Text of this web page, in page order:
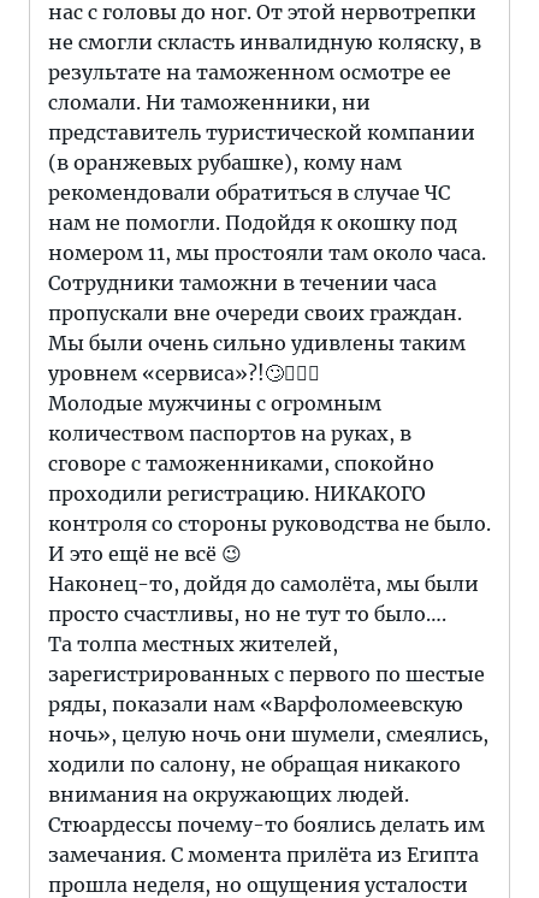
нас с головы до ног. От этой нервотрепки
не смогли скласть инвалидную коляску, в
результате на таможенном осмотре ее
сломали. Ни таможенники, ни
представитель туристической компании
(в оранжевых рубашке), кому нам
рекомендовали обратиться в случае ЧС
нам не помогли. Подойдя к окошку под
номером 11, мы простояли там около часа.
Сотрудники таможни в течении часа
пропускали вне очереди своих граждан.
Мы были очень сильно удивлены таким
уровнем «сервиса»?!🙄🤦🏻‍♂️
Молодые мужчины с огромным
количеством паспортов на руках, в
сговоре с таможенниками, спокойно
проходили регистрацию. НИКАКОГО
контроля со стороны руководства не было.
И это ещё не всё 😉
Наконец-то, дойдя до самолёта, мы были
просто счастливы, но не тут то было….
Та толпа местных жителей,
зарегистрированных с первого по шестые
ряды, показали нам «Варфоломеевскую
ночь», целую ночь они шумели, смеялись,
ходили по салону, не обращая никакого
внимания на окружающих людей.
Стюардессы почему-то боялись делать им
замечания. С момента прилёта из Египта
прошла неделя, но ощущения усталости